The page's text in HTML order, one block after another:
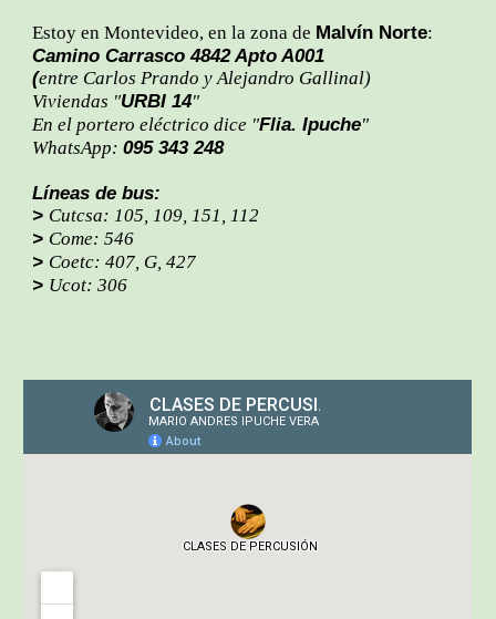
Estoy en Montevideo, en la zona de Malvín Norte:
Camino Carrasco 4842 Apto A001
(entre Carlos Prando y Alejandro Gallinal)
Viviendas "URBI 14"
En el portero eléctrico dice "Flia. Ipuche"
WhatsApp:095 343 248
Líneas de bus:
> Cutcsa: 105, 109, 151, 112
> Come: 546
> Coetc: 407, G, 427
> Ucot: 306